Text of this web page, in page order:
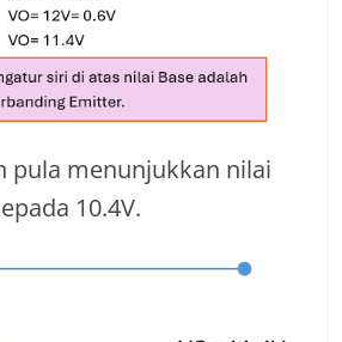
pula menunjukkan nilai
10.4V.